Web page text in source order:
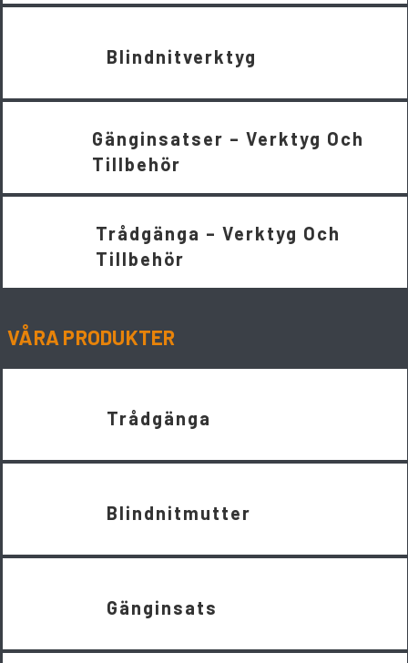
Blindnitverktyg
Gänginsatser – Verktyg Och
Tillbehör
Trådgänga – Verktyg Och
Tillbehör
VÅRA PRODUKTER
Trådgänga
Blindnitmutter
Gänginsats